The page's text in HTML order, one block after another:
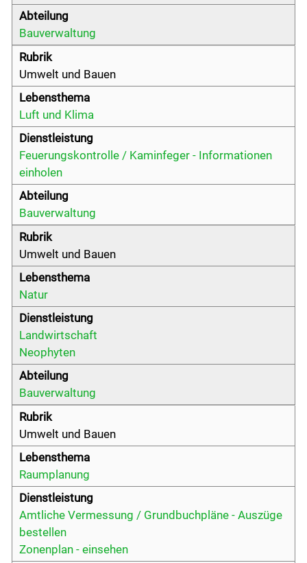
Bauverwaltung
Umwelt und Bauen
Luft und Klima
Feuerungskontrolle / Kaminfeger - Informationen
einholen
Bauverwaltung
Umwelt und Bauen
Natur
Landwirtschaft
Neophyten
Bauverwaltung
Umwelt und Bauen
Raumplanung
Amtliche Vermessung / Grundbuchpläne - Auszüge
bestellen
Zonenplan - einsehen